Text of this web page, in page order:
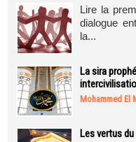
Lire la
dialogue
la...
La sira
Mohammed El
Les vertus